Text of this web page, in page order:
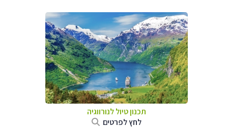
תכנון טיול לנורווגיה
לחץ לפרטים